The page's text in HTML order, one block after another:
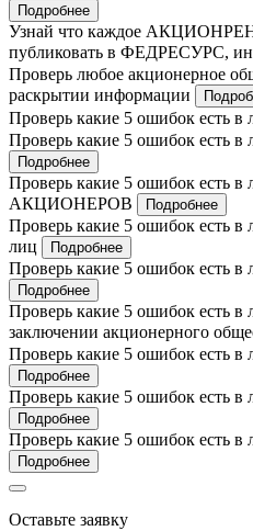
Подробнее
Узнай что каждое
публиковать в ФЕДРЕСУРС,
Проверь любое акционерное
раскрытии информации
Проверь какие 5 ошибок есть
Проверь какие 5 ошибок есть
Подробнее
Проверь какие 5 ошибок есть в
АКЦИОНЕРОВ
Подробнее
Проверь какие 5 ошибок есть
лиц
Подробнее
Проверь какие 5 ошибок есть в
Подробнее
Проверь какие 5 ошибок есть
заключении акционерного
Проверь какие 5 ошибок есть в
Подробнее
Проверь какие 5 ошибок есть
Подробнее
Проверь какие 5 ошибок есть
Подробнее
Оставьте заявку